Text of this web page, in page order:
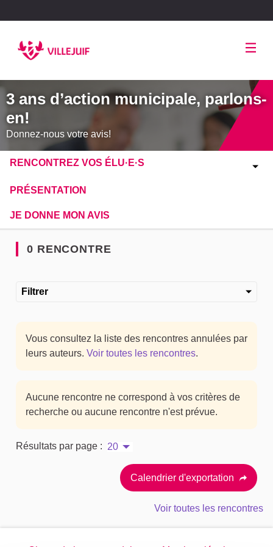
3 ans d’action municipale, parlons-
en!
Donnez-nous votre avis!
RENCONTREZ VOS ÉLU·E·S
PRÉSENTATION
JE DONNE MON AVIS
0 RENCONTRE
Filtrer
Vous consultez la liste des rencontres annulées par
leurs auteurs. Voir toutes les rencontres.
Aucune rencontre ne correspond à vos critères de
recherche ou aucune rencontre n'est prévue.
Résultats par page : 20
Calendrier d'exportation
Voir toutes les rencontres